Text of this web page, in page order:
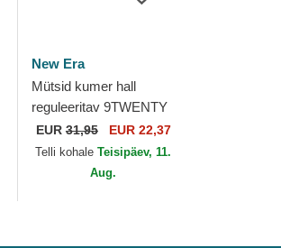
New Era
Mütsid kumer hall
reguleeritav 9TWENTY
Tip Off 2023 Los
Angeles Lakers NBA
EUR 31,95 EUR 22,37
Telli kohaleTeisipäev, 11.
Aug.